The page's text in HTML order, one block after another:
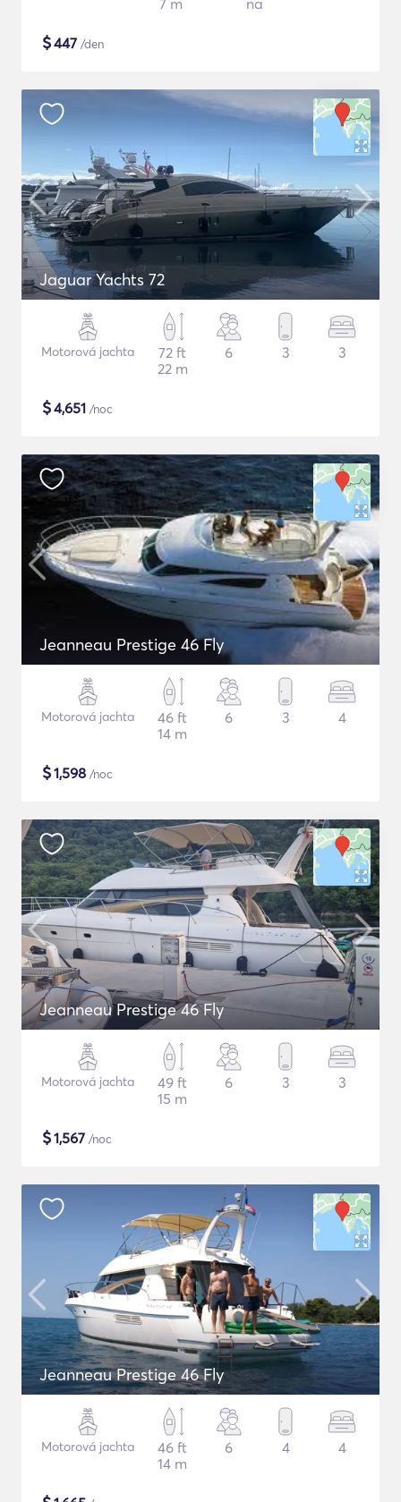
7 m
na
$447 /den
Jaguar Yachts 72
Motorová jachta
72 ft
22 m
6 3 3
$4,651 /noc
Jeanneau Prestige 46 Fly
Motorová jachta
46 ft
14 m
6 3 4
$1,598 /noc
Jeanneau Prestige 46 Fly
Motorová jachta
49 ft
15 m
6 3 3
$1,567 /noc
Jeanneau Prestige 46 Fly
Motorová jachta
46 ft
14 m
6 4 4